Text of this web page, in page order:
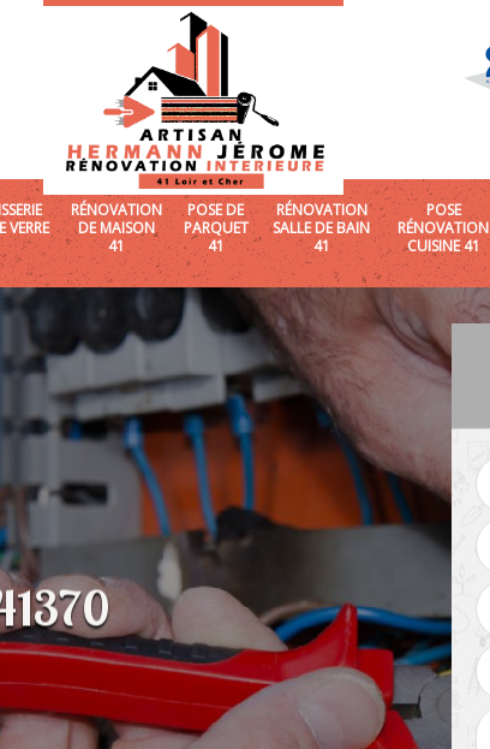
VERRE
RÉNOVATION
DE MAISON
41
POSE DE
PARQUET
41
RÉNOVATION
SALLE DE BAIN
41
POSE
RÉNOVATION
CUISINE 41